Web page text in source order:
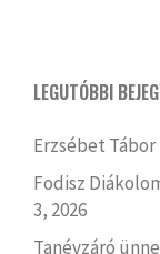
LEGUTÓBBI
Erzsébet Tábor
Fodisz
3, 2026
Tanévzáró